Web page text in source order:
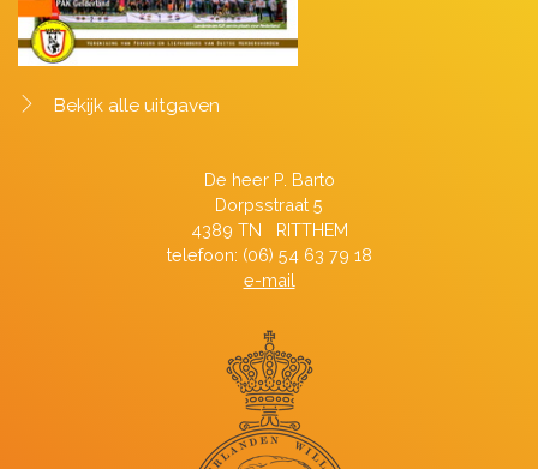
Bekijk alle uitgaven
De heer P. Barto
Dorpsstraat 5
4389 TN RITTHEM
telefoon: (06) 54 63 79 18
e-mail